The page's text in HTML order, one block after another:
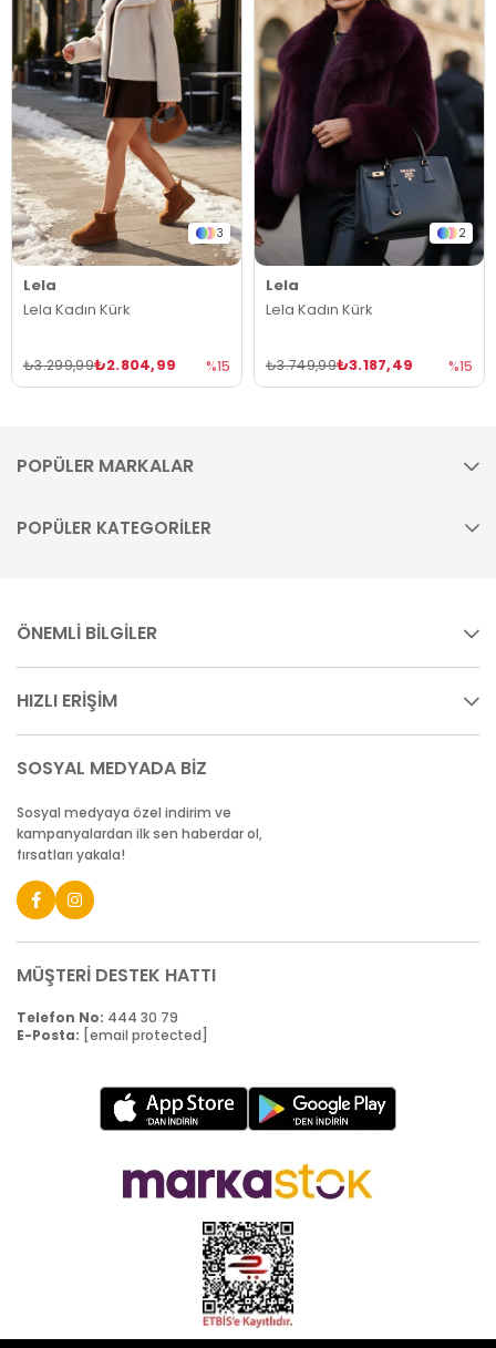
3
Lela
Lela Kadın Kürk
₺2.804,99
₺3.299,99 %15
2
Lela
Lela Kadın Kürk
₺3.187,49
₺3.749,99 %15
POPÜLER MARKALAR
POPÜLER KATEGORİLER
ÖNEMLİ BİLGİLER
HIZLI ERİŞİM
SOSYAL MEDYADA BİZ
Sosyal medyaya özel indirim ve
kampanyalardan ilk sen haberdar ol,
fırsatları yakala!
MÜŞTERİ DESTEK HATTI
Telefon No: 444 30 79
E-Posta: [email protected]